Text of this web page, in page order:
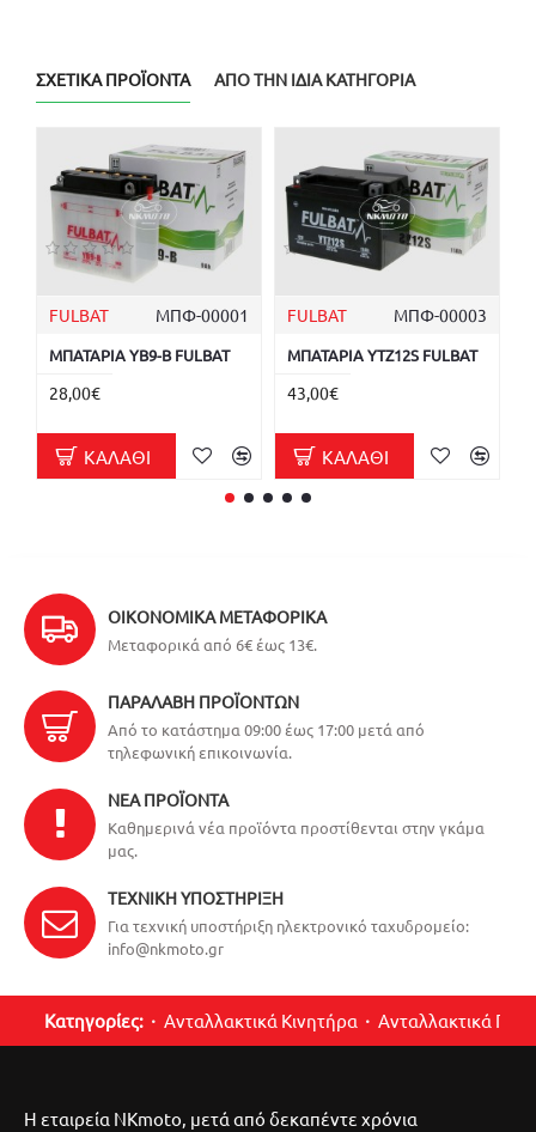
ΣΧΕΤΙΚΆ ΠΡΟΪΌΝΤΑ ΑΠΌ ΤΗΝ ΊΔΙΑ ΚΑΤΗΓΟΡΊΑ
FULBAT ΜΠΦ-00001
ΜΠΑΤΑΡΙΑ YB9-B FULBAT
28,00€
ΚΑΛΆΘΙ
FULBAT ΜΠΦ-00003
ΜΠΑΤΑΡΙΑ YTZ12S FULBAT
43,00€
ΚΑΛΆΘΙ
ΟΙΚΟΝΟΜΙΚΆ ΜΕΤΑΦΟΡΙΚΆ
Μεταφορικά από 6€ έως 13€.
ΠΑΡΑΛΑΒΉ ΠΡΟΪΌΝΤΩΝ
Από το κατάστημα 09:00 έως 17:00 μετά από
τηλεφωνική επικοινωνία.
ΝΈΑ ΠΡΟΪΌΝΤΑ
Καθημερινά νέα προϊόντα προστίθενται στην γκάμα
μας.
ΤΕΧΝΙΚΉ ΥΠΟΣΤΉΡΙΞΗ
Για τεχνική υποστήριξη ηλεκτρονικό ταχυδρομείο:
info@nkmoto.gr
Κατηγορίες: Ανταλλακτικά Κινητήρα Ανταλλακτικά
Η εταιρεία NKmoto, μετά από δεκαπέντε χρόνια